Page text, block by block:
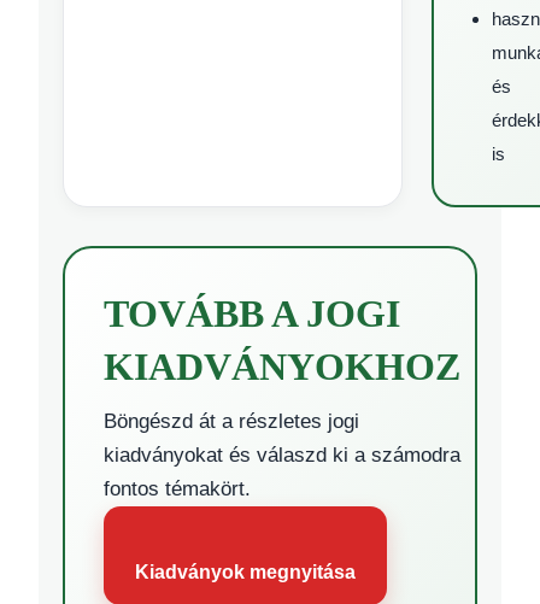
és
is
TOVÁBB A JOGI
KIADVÁNYOKHOZ
Böngészd át a részletes jogi
kiadványokat és válaszd ki a számodra
fontos témakört.
Kiadványok megnyitása